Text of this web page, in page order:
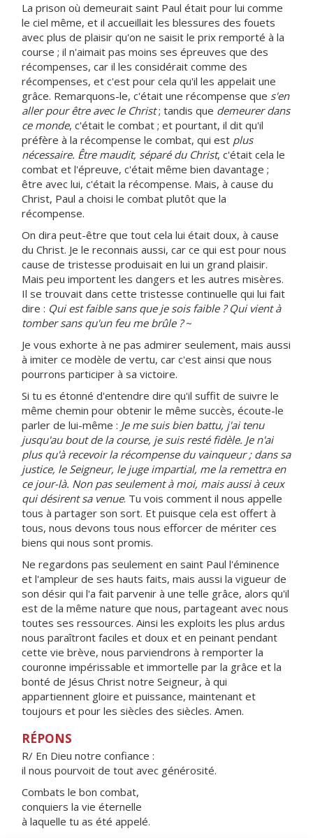
La prison où demeurait saint Paul était pour lui comme
le ciel même, et il accueillait les blessures des fouets
avec plus de plaisir qu'on ne saisit le prix remporté à la
course ; il n'aimait pas moins ses épreuves que des
récompenses, car il les considérait comme des
récompenses, et c'est pour cela qu'il les appelait une
grâce. Remarquons-le, c'était une récompense que s'en
aller pour être avec le Christ; tandis que demeurer dans
ce monde, c'était le combat ; et pourtant, il dit qu'il
préfère à la récompense le combat, qui est plus
nécessaire. Être maudit, séparé du Christ, c'était cela le
combat et l'épreuve, c'était même bien davantage ;
être avec lui, c'était la récompense. Mais, à cause du
Christ, Paul a choisi le combat plutôt que la
récompense.
On dira peut-être que tout cela lui était doux, à cause
du Christ. Je le reconnais aussi, car ce qui est pour nous
cause de tristesse produisait en lui un grand plaisir.
Mais peu importent les dangers et les autres misères.
Il se trouvait dans cette tristesse continuelle qui lui fait
dire : Qui est faible sans que je sois faible ? Qui vient à
tomber sans qu'un feu me brûle ?~
Je vous exhorte à ne pas admirer seulement, mais aussi
à imiter ce modèle de vertu, car c'est ainsi que nous
pourrons participer à sa victoire.
Si tu es étonné d'entendre dire qu'il suffit de suivre le
même chemin pour obtenir le même succès, écoute-le
parler de lui-même : Je me suis bien battu, j'ai tenu
jusqu'au bout de la course, je suis resté fidèle. Je n'ai
plus qu'à recevoir la récompense du vainqueur ; dans sa
justice, le Seigneur, le juge impartial, me la remettra en
ce jour-là. Non pas seulement à moi, mais aussi à ceux
qui désirent sa venue. Tu vois comment il nous appelle
tous à partager son sort. Et puisque cela est offert à
tous, nous devons tous nous efforcer de mériter ces
biens qui nous sont promis.
Ne regardons pas seulement en saint Paul l'éminence
et l'ampleur de ses hauts faits, mais aussi la vigueur de
son désir qui l'a fait parvenir à une telle grâce, alors qu'il
est de la même nature que nous, partageant avec nous
toutes ses ressources. Ainsi les exploits les plus ardus
nous paraîtront faciles et doux et en peinant pendant
cette vie brève, nous parviendrons à remporter la
couronne impérissable et immortelle par la grâce et la
bonté de Jésus Christ notre Seigneur, à qui
appartiennent gloire et puissance, maintenant et
toujours et pour les siècles des siècles. Amen.
RÉPONS
R/ En Dieu notre confiance :
il nous pourvoit de tout avec générosité.
Combats le bon combat,
conquiers la vie éternelle
à laquelle tu as été appelé.